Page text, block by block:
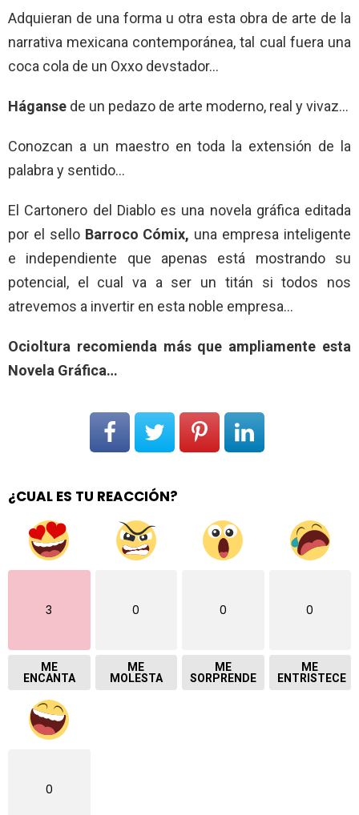
Adquieran de una forma u otra esta obra de arte de la
narrativa mexicana contemporánea, tal cual fuera una
coca cola de un Oxxo devstador…
Háganse de un pedazo de arte moderno, real y vivaz…
Conozcan a un maestro en toda la extensión de la
palabra y sentido…
El Cartonero del Diablo es una novela gráfica editada
por el sello Barroco Cómix, una empresa inteligente
e independiente que apenas está mostrando su
potencial, el cual va a ser un titán si todos nos
atrevemos a invertir en esta noble empresa…
Ocioltura recomienda más que ampliamente esta
Novela Gráfica…
¿CUAL ES TU REACCIÓN?
3
ME
ENCANTA
0
ME
MOLESTA
0
ME
SORPRENDE
0
ME
ENTRISTECE
0